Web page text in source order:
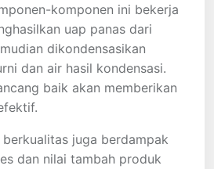
komponen ini bekerja
uap panas dari
dikondensasikan
dan air hasil kondensasi.
baik akan memberikan
berkualitas juga berdampak
dan nilai tambah produk